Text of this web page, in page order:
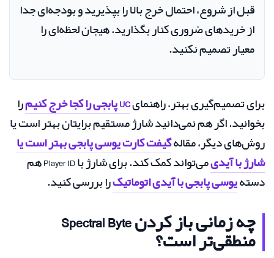
قبل از شروع، احتمال خرج بالا را بپذیرید و بودجه‌ای جدا
از خریدهای ضروری کنار بگذارید. هیجان لحظه‌ای را
معیار تصمیم نکنید.
برای تصمیم‌گیری بهتر، راهنمایUC پابجی را کجا خرج کنیم
را
بخوانید. اگر هم نمی‌دانید شارژ مستقیم برایتان بهتر است یا
روش‌های دیگر، مقالهگیفت کارت یوسی پابجی بهتر است یا
شارژ با آیدی
می‌تواند کمک کند. برای شارژ با Player ID هم
دستهیوسی پابجی با آیدی اتوماتیکرا بررسی کنید.
چه زمانی باز کردن Spectral Byte
منطقی‌تر است؟